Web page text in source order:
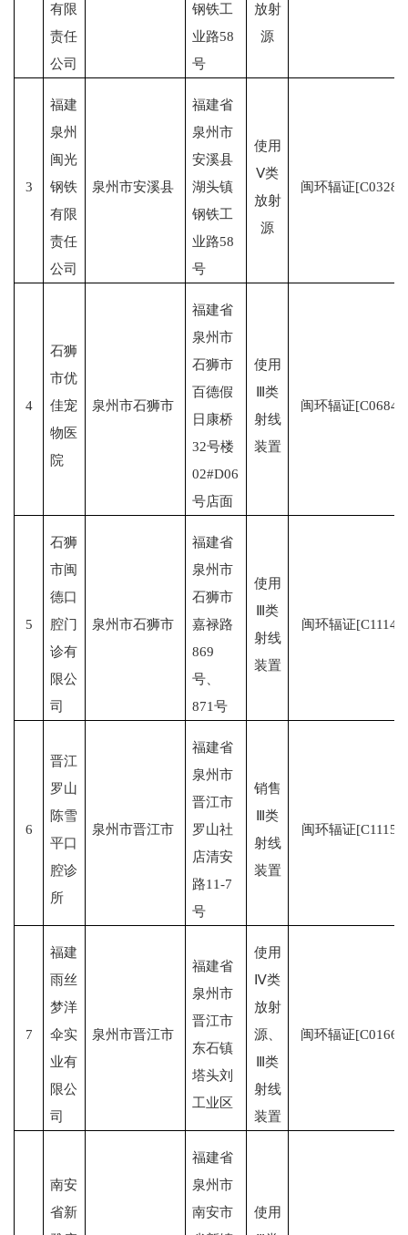
有限
责任
公司
钢铁工
业路58
号
放射
源
3
福建
泉州
闽光
钢铁
有限
责任
公司
泉州市安溪县
福建省
泉州市
安溪县
湖头镇
钢铁工
业路58
号
使用
Ⅴ类
放射
源
闽环辐证[C0328]
4
石狮
市优
佳宠
物医
院
泉州市石狮市
福建省
泉州市
石狮市
百德假
日康桥
32号楼
02#D06
号店面
使用
Ⅲ类
射线
装置
闽环辐证[C0684]
5
石狮
市闽
德口
腔门
诊有
限公
司
泉州市石狮市
福建省
泉州市
石狮市
嘉禄路
869
号、
871号
使用
Ⅲ类
射线
装置
闽环辐证[C1114]
6
晋江
罗山
陈雪
平口
腔诊
所
泉州市晋江市
福建省
泉州市
晋江市
罗山社
店清安
路11-7
号
销售
Ⅲ类
射线
装置
闽环辐证[C1115]
7
福建
雨丝
梦洋
伞实
业有
限公
司
泉州市晋江市
福建省
泉州市
晋江市
东石镇
塔头刘
工业区
使用
Ⅳ类
放射
源、
Ⅲ类
射线
装置
闽环辐证[C0166]
南安
省新
福建省
泉州市
南安市
使用